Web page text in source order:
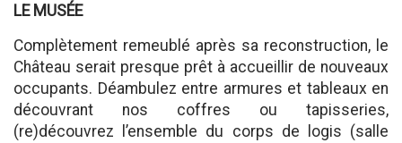
LE MUSÉE
Complètement remeublé après sa reconstruction, le
Château serait presque prêt à accueillir de nouveaux
occupants. Déambulez entre armures et tableaux en
découvrant nos coffres ou tapisseries,
(re)découvrez l’ensemble du corps de logis (salle